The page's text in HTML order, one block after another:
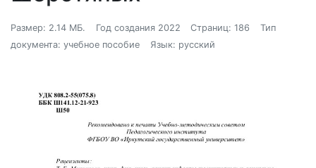
Размер: 2.14 МБ. Год создания 2022 Страниц: 186
Тип
документа: учебное пособие
Язык: русский